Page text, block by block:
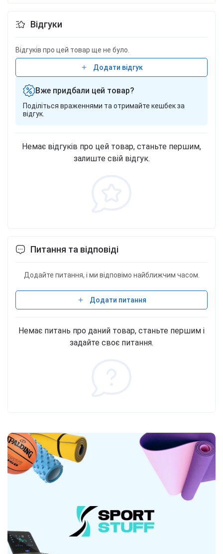
Відгуки
Відгуків про цей товар ще не було.
Додати відгук
Вже придбали цей товар?
Поділіться враженнями та отримайте кешбек за
відгук.
Немає відгуків про цей товар, станьте першим,
залиште свій відгук.
Питання та відповіді
Додайте питання, і ми відповімо найближчим часом.
Додати питання
Немає питань про даний товар, станьте першим і
задайте своє питання.